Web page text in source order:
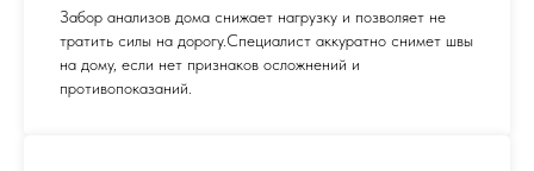
Забор анализов дома снижает нагрузку и позволяет не
тратить силы на дорогу.Специалист аккуратно снимет швы
на дому, если нет признаков осложнений и
противопоказаний.